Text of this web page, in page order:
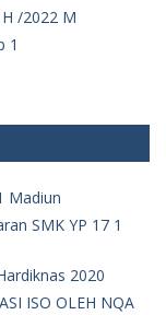
/2022 M
1
Madiun
SMK YP 17 1
2020
ISO OLEH NQA